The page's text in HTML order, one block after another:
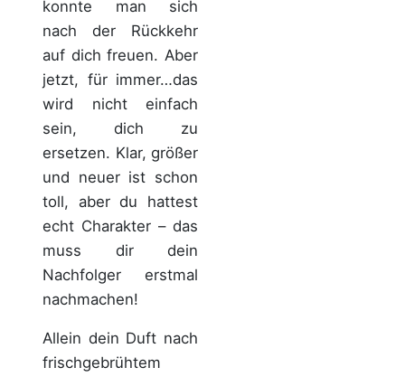
konnte man sich
nach der Rückkehr
auf dich freuen. Aber
jetzt, für immer…das
wird nicht einfach
sein, dich zu
ersetzen. Klar, größer
und neuer ist schon
toll, aber du hattest
echt Charakter – das
muss dir dein
Nachfolger erstmal
nachmachen!
Allein dein Duft nach
frischgebrühtem